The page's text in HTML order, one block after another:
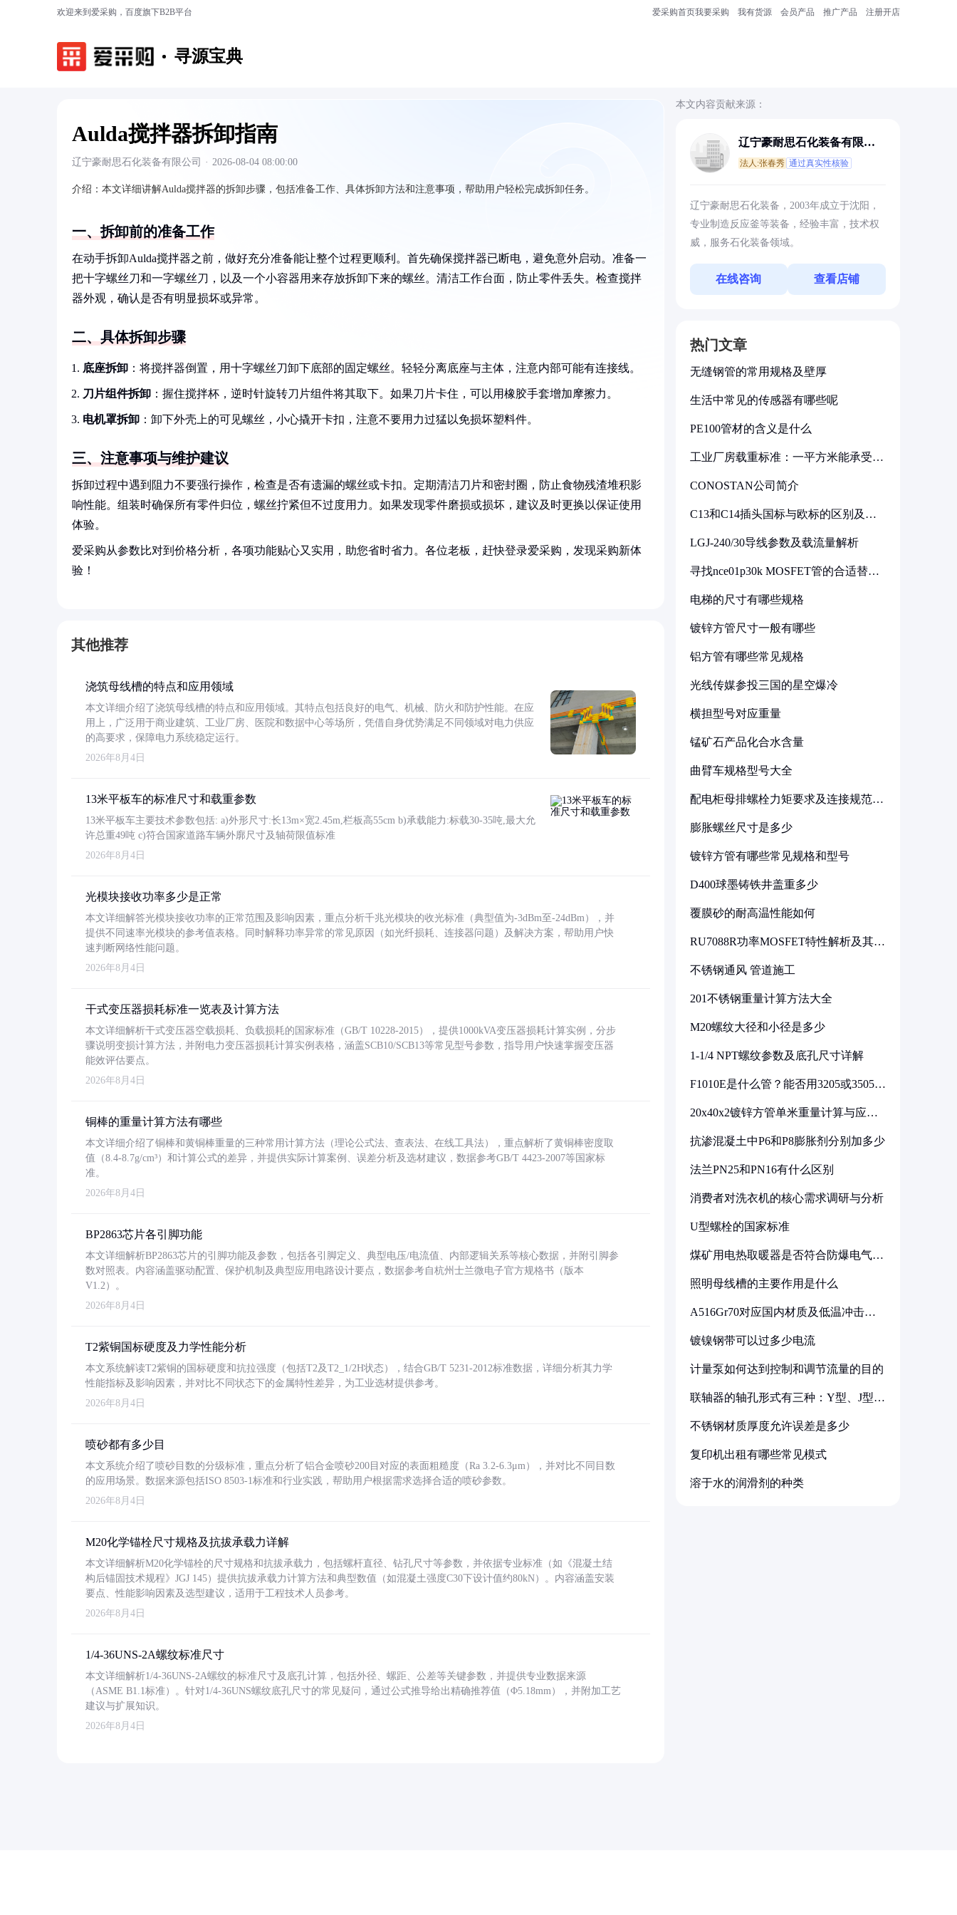
欢迎来到爱采购，百度旗下B2B平台 爱采购首页我要采购 我有货源 会员产品 推广产品 注册开店
寻源宝典
Aulda搅拌器拆卸指南
辽宁豪耐思石化装备有限公司 · 2026-08-04 08:00:00
介绍： 本文详细讲解Aulda搅拌器的拆卸步骤，包括准备工作、具体拆卸方法和注意事项，帮助用户轻松完成拆卸任务。
一、拆卸前的准备工作
在动手拆卸Aulda搅拌器之前，做好充分准备能让整个过程更顺利。首先确保搅拌器已断电，避免意外启动。准备一
把十字螺丝刀和一字螺丝刀，以及一个小容器用来存放拆卸下来的螺丝。清洁工作台面，防止零件丢失。检查搅拌
器外观，确认是否有明显损坏或异常。
二、具体拆卸步骤
底座拆卸 ：将搅拌器倒置，用十字螺丝刀卸下底部的固定螺丝。轻轻分离底座与主体，注意内部可能有连接线。
刀片组件拆卸 ：握住搅拌杯，逆时针旋转刀片组件将其取下。如果刀片卡住，可以用橡胶手套增加摩擦力。
电机罩拆卸 ：卸下外壳上的可见螺丝，小心撬开卡扣，注意不要用力过猛以免损坏塑料件。
三、注意事项与维护建议
拆卸过程中遇到阻力不要强行操作，检查是否有遗漏的螺丝或卡扣。定期清洁刀片和密封圈，防止食物残渣堆积影
响性能。组装时确保所有零件归位，螺丝拧紧但不过度用力。如果发现零件磨损或损坏，建议及时更换以保证使用
体验。
爱采购从参数比对到价格分析，各项功能贴心又实用，助您省时省力。各位老板，赶快登录爱采购，发现采购新体
验！
其他推荐
浇筑母线槽的特点和应用领域
本文详细介绍了浇筑母线槽的特点和应用领域。其特点包括良好的电气、机械、防火和防护性能。在应
用上，广泛用于商业建筑、工业厂房、医院和数据中心等场所，凭借自身优势满足不同领域对电力供应
的高要求，保障电力系统稳定运行。
2026年8月4日
13米平板车的标准尺寸和载重参数
13米平板车主要技术参数包括: a)外形尺寸:长13m×宽2.45m,栏板高55cm b)承载能力:标载30-35吨,最大允
许总重49吨 c)符合国家道路车辆外廓尺寸及轴荷限值标准
2026年8月4日
光模块接收功率多少是正常
本文详细解答光模块接收功率的正常范围及影响因素，重点分析千兆光模块的收光标准（典型值为-3dBm至-24dBm），并
提供不同速率光模块的参考值表格。同时解释功率异常的常见原因（如光纤损耗、连接器问题）及解决方案，帮助用户快
速判断网络性能问题。
2026年8月4日
干式变压器损耗标准一览表及计算方法
本文详细解析干式变压器空载损耗、负载损耗的国家标准（GB/T 10228-2015），提供1000kVA变压器损耗计算实例，分步
骤说明变损计算方法，并附电力变压器损耗计算实例表格，涵盖SCB10/SCB13等常见型号参数，指导用户快速掌握变压器
能效评估要点。
2026年8月4日
铜棒的重量计算方法有哪些
本文详细介绍了铜棒和黄铜棒重量的三种常用计算方法（理论公式法、查表法、在线工具法），重点解析了黄铜棒密度取
值（8.4-8.7g/cm³）和计算公式的差异，并提供实际计算案例、误差分析及选材建议，数据参考GB/T 4423-2007等国家标
准。
2026年8月4日
BP2863芯片各引脚功能
本文详细解析BP2863芯片的引脚功能及参数，包括各引脚定义、典型电压/电流值、内部逻辑关系等核心数据，并附引脚参
数对照表。内容涵盖驱动配置、保护机制及典型应用电路设计要点，数据参考自杭州士兰微电子官方规格书（版本
V1.2）。
2026年8月4日
T2紫铜国标硬度及力学性能分析
本文系统解读T2紫铜的国标硬度和抗拉强度（包括T2及T2_1/2H状态），结合GB/T 5231-2012标准数据，详细分析其力学
性能指标及影响因素，并对比不同状态下的金属特性差异，为工业选材提供参考。
2026年8月4日
喷砂都有多少目
本文系统介绍了喷砂目数的分级标准，重点分析了铝合金喷砂200目对应的表面粗糙度（Ra 3.2-6.3μm），并对比不同目数
的应用场景。数据来源包括ISO 8503-1标准和行业实践，帮助用户根据需求选择合适的喷砂参数。
2026年8月4日
M20化学锚栓尺寸规格及抗拔承载力详解
本文详细解析M20化学锚栓的尺寸规格和抗拔承载力，包括螺杆直径、钻孔尺寸等参数，并依据专业标准（如《混凝土结
构后锚固技术规程》JGJ 145）提供抗拔承载力计算方法和典型数值（如混凝土强度C30下设计值约80kN）。内容涵盖安装
要点、性能影响因素及选型建议，适用于工程技术人员参考。
2026年8月4日
1/4-36UNS-2A螺纹标准尺寸
本文详细解析1/4-36UNS-2A螺纹的标准尺寸及底孔计算，包括外径、螺距、公差等关键参数，并提供专业数据来源
（ASME B1.1标准）。针对1/4-36UNS螺纹底孔尺寸的常见疑问，通过公式推导给出精确推荐值（Φ5.18mm），并附加工艺
建议与扩展知识。
2026年8月4日
本文内容贡献来源：
辽宁豪耐思石化装备有限公
法人:张春秀 通过真实性核验
辽宁豪耐思石化装备，2003年成立于沈阳，
专业制造反应釜等装备，经验丰富，技术权
威，服务石化装备领域。
在线咨询 查看店铺
热门文章
无缝钢管的常用规格及壁厚
生活中常见的传感器有哪些呢
PE100管材的含义是什么
工业厂房载重标准：一平方米能承受多
CONOSTAN公司简介
C13和C14插头国标与欧标的区别及其
LGJ-240/30导线参数及载流量解析
寻找nce01p30k MOSFET管的合适替代
电梯的尺寸有哪些规格
镀锌方管尺寸一般有哪些
铝方管有哪些常见规格
光线传媒参投三国的星空爆冷
横担型号对应重量
锰矿石产品化合水含量
曲臂车规格型号大全
配电柜母排螺栓力矩要求及连接规范详
膨胀螺丝尺寸是多少
镀锌方管有哪些常见规格和型号
D400球墨铸铁井盖重多少
覆膜砂的耐高温性能如何
RU7088R功率MOSFET特性解析及其在
不锈钢通风 管道施工
201不锈钢重量计算方法大全
M20螺纹大径和小径是多少
1-1/4 NPT螺纹参数及底孔尺寸详解
F1010E是什么管？能否用3205或3505代
20x40x2镀锌方管单米重量计算与应用
抗渗混凝土中P6和P8膨胀剂分别加多少
法兰PN25和PN16有什么区别
消费者对洗衣机的核心需求调研与分析
U型螺栓的国家标准
煤矿用电热取暖器是否符合防爆电气设
照明母线槽的主要作用是什么
A516Gr70对应国内材质及低温冲击要
镀镍钢带可以过多少电流
计量泵如何达到控制和调节流量的目的
联轴器的轴孔形式有三种：Y型、J型、
不锈钢材质厚度允许误差是多少
复印机出租有哪些常见模式
溶于水的润滑剂的种类